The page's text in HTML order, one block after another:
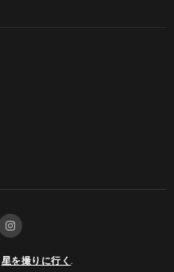
星を撮りに行く.